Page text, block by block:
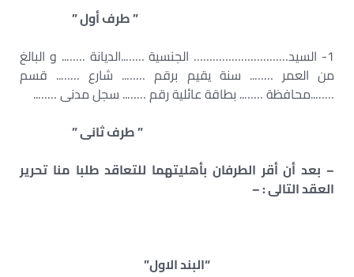
” طرف أول ”
1- السيد………………………… الجنسية ……..الديانة …….. و البالغ
من العمر …….. سنة يقيم برقم …….. شارع …….. قسم
……..محافظة …….. بطاقة عائلية رقم …….. سجل مدنى ……..
” طرف ثانى ”
– بعد أن أقر الطرفان بأهليتهما للتعاقد طلبا منا تحرير
العقد التالى : –
“البند الاول”